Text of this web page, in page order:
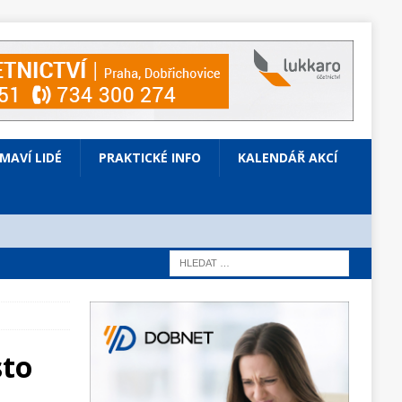
LIDÉ PRAKTICKÉ INFO KALENDÁŘ AKCÍ